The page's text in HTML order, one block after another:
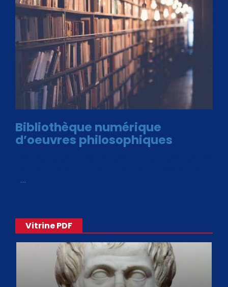
Bibliothèque numérique
d’oeuvres philosophiques
…
Vitrine PDF